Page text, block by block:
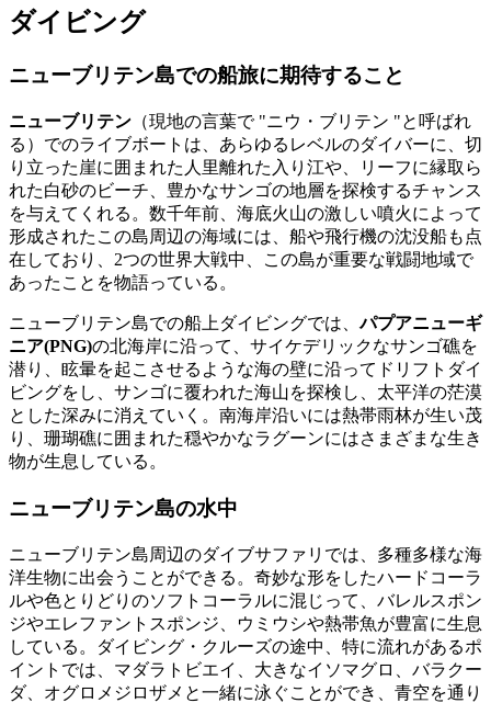
ダイビング
ニューブリテン島での船旅に期待すること
ニューブリテン （現地の言葉で "ニウ・ブリテン "と呼ばれ
る）でのライブボートは、あらゆるレベルのダイバーに、切
り立った崖に囲まれた人里離れた入り江や、リーフに縁取ら
れた白砂のビーチ、豊かなサンゴの地層を探検するチャンス
を与えてくれる。数千年前、海底火山の激しい噴火によって
形成されたこの島周辺の海域には、船や飛行機の沈没船も点
在しており、2つの世界大戦中、この島が重要な戦闘地域で
あったことを物語っている。
ニューブリテン島での船上ダイビングでは、パプアニューギ
ニア(PNG)の北海岸に沿って、サイケデリックなサンゴ礁を
潜り、眩暈を起こさせるような海の壁に沿ってドリフトダイ
ビングをし、サンゴに覆われた海山を探検し、太平洋の茫漠
とした深みに消えていく。南海岸沿いには熱帯雨林が生い茂
り、珊瑚礁に囲まれた穏やかなラグーンにはさまざまな生き
物が生息している。
ニューブリテン島の水中
ニューブリテン島周辺のダイブサファリでは、多種多様な海
洋生物に出会うことができる。奇妙な形をしたハードコーラ
ルや色とりどりのソフトコーラルに混じって、バレルスポン
ジやエレファントスポンジ、ウミウシや熱帯魚が豊富に生息
している。ダイビング・クルーズの途中、特に流れがあるポ
イントでは、マダラトビエイ、大きなイソマグロ、バラクー
ダ、オグロメジロザメと一緒に泳ぐことができ、青空を通り